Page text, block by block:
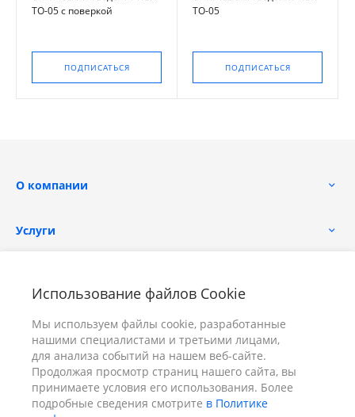
Использование файлов Cookie
Мы используем файлы cookie, разработанные
нашими специалистами и третьими лицами,
для анализа событий на нашем веб-сайте.
Продолжая просмотр страниц нашего сайта, вы
принимаете условия его использования. Более
подробные сведения смотрите в Политике
TO-05 с поверкой
ПОДПИСАТЬСЯ
TO-05
ПОДПИСАТЬСЯ
О компании
Услуги
+7 (391) 298-00-11 Заказать звонок